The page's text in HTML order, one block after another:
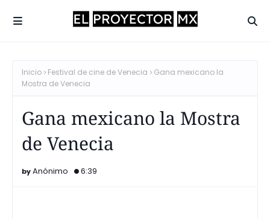
Inicio Festival de cine de Venecia
Gana mexicano la
Mostra de Venecia
Gana mexicano la Mostra
de Venecia
Anónimo 6:39